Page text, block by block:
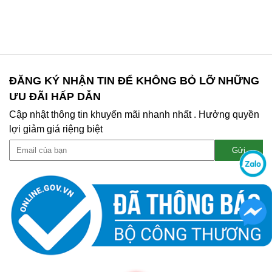
ĐĂNG KÝ NHẬN TIN ĐỂ KHÔNG BỎ LỠ NHỮNG
ƯU ĐÃI HẤP DẪN
Cập nhật thông tin khuyến mãi nhanh nhất . Hưởng quyền
lợi giảm giá riệng biệt